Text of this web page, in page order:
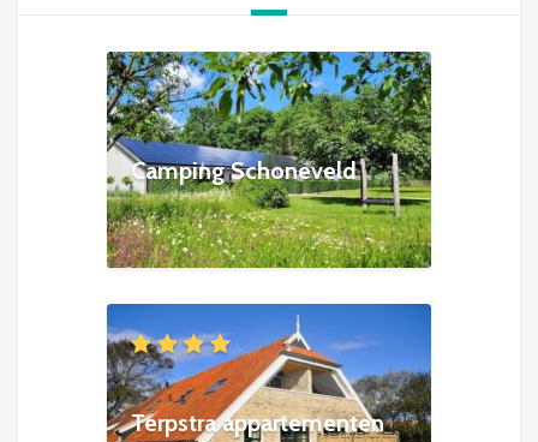
Camping Schoneveld
Terpstra appartementen